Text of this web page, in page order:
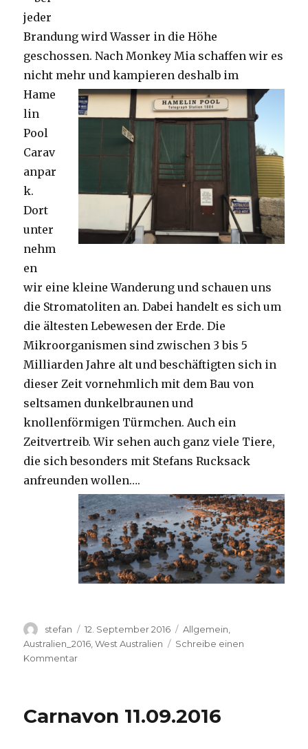
jeder
Brandung wird Wasser in die Höhe
geschossen. Nach Monkey Mia schaffen wir es
nicht mehr und kampieren deshalb im
Hame
lin
Pool
Carav
anpar
k.
Dort
unter
nehm
en
wir eine kleine Wanderung und schauen uns
die Stromatoliten an. Dabei handelt es sich um
die ältesten Lebewesen der Erde. Die
Mikroorganismen sind zwischen 3 bis 5
Milliarden Jahre alt und beschäftigten sich in
dieser Zeit vornehmlich mit dem Bau von
seltsamen dunkelbraunen und
knollenförmigen Türmchen. Auch ein
Zeitvertreib. Wir sehen auch ganz viele Tiere,
die sich besonders mit Stefans Rucksack
anfreunden wollen….
Autor
stefan
Veröffentlicht
am
12. September 2016 Kategorien
Allgemein
Australien_2016 ,West Australien
Schreibe einen
Kommentarzu
Carnavon 11.09.2016